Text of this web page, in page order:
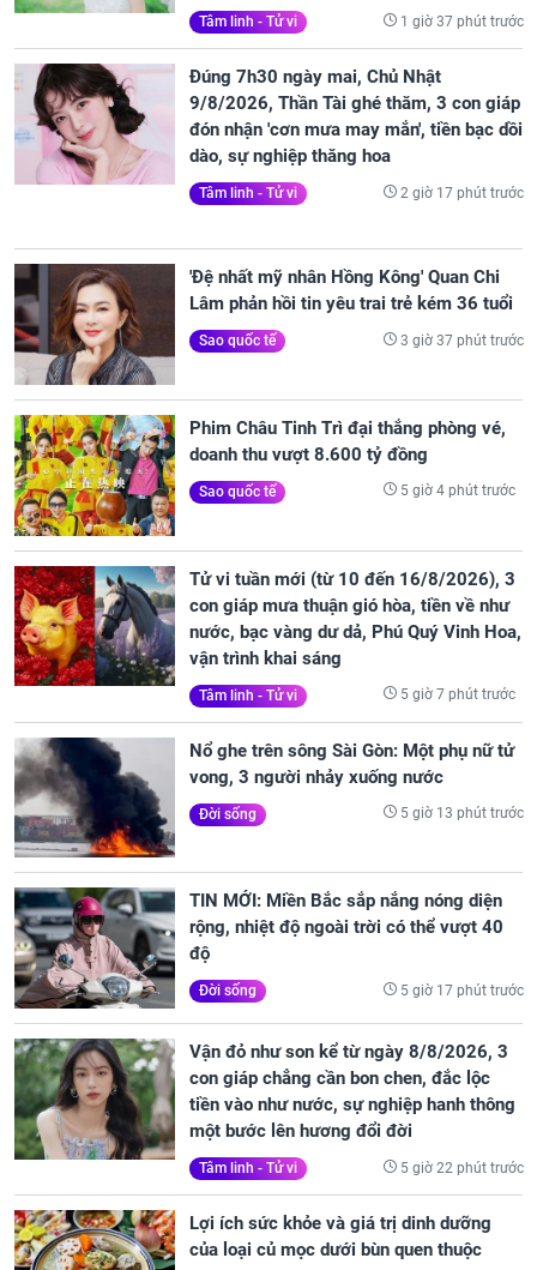
Tâm linh - Tử vi 1 giờ 37 phút trước
Đúng 7h30 ngày mai, Chủ Nhật
9/8/2026, Thần Tài ghé thăm, 3 con giáp
đón nhận 'cơn mưa may mắn', tiền bạc dồi
dào, sự nghiệp thăng hoa
Tâm linh - Tử vi 2 giờ 17 phút trước
'Đệ nhất mỹ nhân Hồng Kông' Quan Chi
Lâm phản hồi tin yêu trai trẻ kém 36 tuổi
Sao quốc tế 3 giờ 37 phút trước
Phim Châu Tinh Trì đại thắng phòng vé,
doanh thu vượt 8.600 tỷ đồng
Sao quốc tế 5 giờ 4 phút trước
Tử vi tuần mới (từ 10 đến 16/8/2026), 3
con giáp mưa thuận gió hòa, tiền về như
nước, bạc vàng dư dả, Phú Quý Vinh Hoa,
vận trình khai sáng
Tâm linh - Tử vi 5 giờ 7 phút trước
Nổ ghe trên sông Sài Gòn: Một phụ nữ tử
vong, 3 người nhảy xuống nước
Đời sống 5 giờ 13 phút trước
TIN MỚI: Miền Bắc sắp nắng nóng diện
rộng, nhiệt độ ngoài trời có thể vượt 40
độ
Đời sống 5 giờ 17 phút trước
Vận đỏ như son kể từ ngày 8/8/2026, 3
con giáp chẳng cần bon chen, đắc lộc
tiền vào như nước, sự nghiệp hanh thông
một bước lên hương đổi đời
Tâm linh - Tử vi 5 giờ 22 phút trước
Lợi ích sức khỏe và giá trị dinh dưỡng
của loại củ mọc dưới bùn quen thuộc